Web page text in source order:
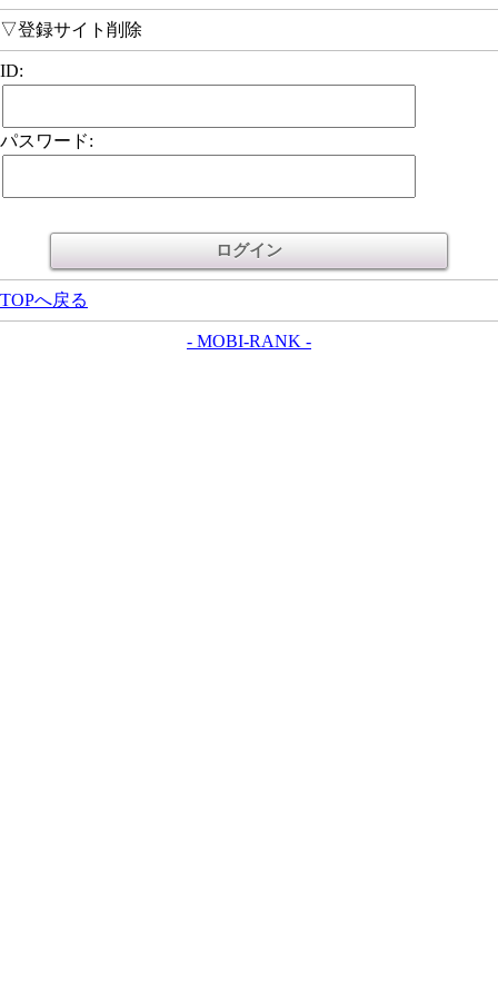
▽登録サイト削除
ID:
パスワード:
TOPへ戻る
- MOBI-RANK -